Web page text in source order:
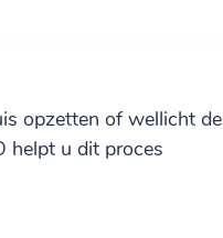
opzetten of wellicht de
helpt u dit proces